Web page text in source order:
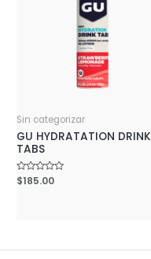
Sin categorizar
GU HYDRATATION DRINK
TABS
Rated
0
$185.00